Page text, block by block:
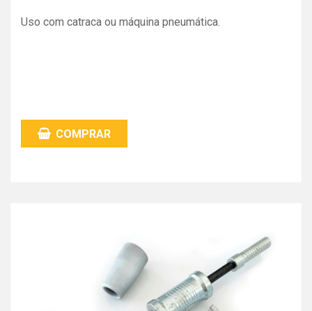
Uso com catraca ou máquina pneumática.
COMPRAR